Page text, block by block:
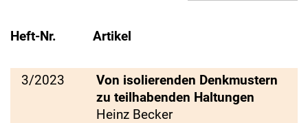
Heft-Nr. Artikel
3/2023
Von isolierenden Denkmustern
zu teilhabenden Haltungen
Heinz Becker